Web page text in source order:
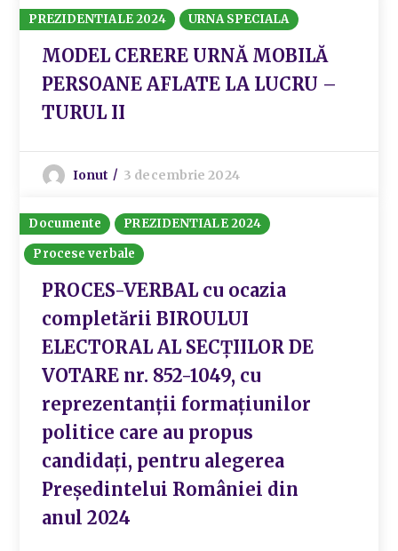
PREZIDENTIALE 2024 URNA SPECIALA
MODEL CERERE URNĂ MOBILĂ
PERSOANE AFLATE LA LUCRU –
TURUL II
Ionut 3 decembrie 2024
Documente
PREZIDENTIALE 2024
Procese verbale
PROCES-VERBAL cu ocazia
completării BIROULUI
ELECTORAL AL SECȚIILOR DE
VOTARE nr. 852-1049, cu
reprezentanții formațiunilor
politice care au propus
candidați, pentru alegerea
Președintelui României din
anul 2024